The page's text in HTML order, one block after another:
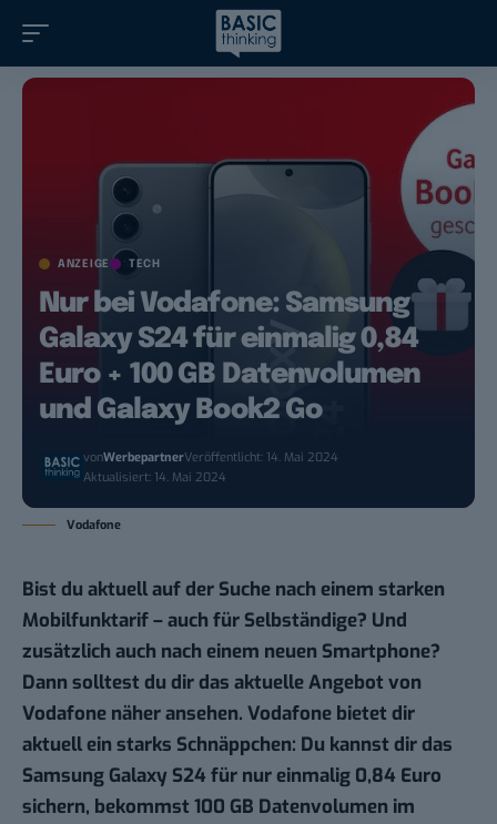
ANZEIGE TECH
Nur bei Vodafone: Samsung
Galaxy S24 für einmalig 0,84
Euro + 100 GB Datenvolumen
und Galaxy Book2 Go
vonWerbepartnerVeröffentlicht: 14. Mai 2024
Aktualisiert: 14. Mai 2024
Vodafone
Bist du aktuell auf der Suche nach einem starken
Mobilfunktarif – auch für Selbständige? Und
zusätzlich auch nach einem neuen Smartphone?
Dann solltest du dir das aktuelle Angebot von
Vodafone näher ansehen. Vodafone bietet dir
aktuell ein starks Schnäppchen: Du kannst dir das
Samsung Galaxy S24 für nur einmalig 0,84 Euro
sichern, bekommst 100 GB Datenvolumen im